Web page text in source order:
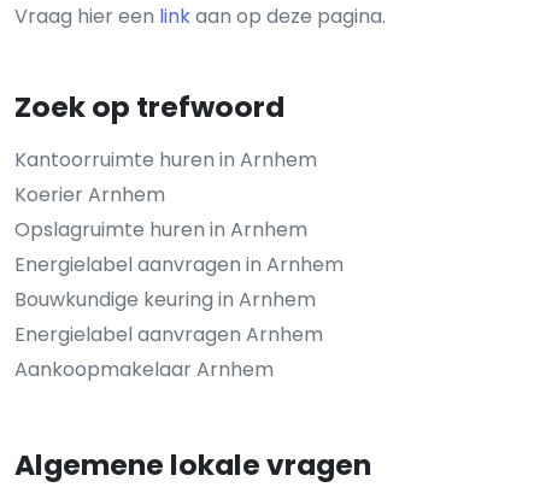
Vraag hier een linkaan op deze pagina.
Zoek op trefwoord
Kantoorruimte huren in Arnhem
Koerier Arnhem
Opslagruimte huren in Arnhem
Energielabel aanvragen in Arnhem
Bouwkundige keuring in Arnhem
Energielabel aanvragen Arnhem
Aankoopmakelaar Arnhem
Algemene lokale vragen